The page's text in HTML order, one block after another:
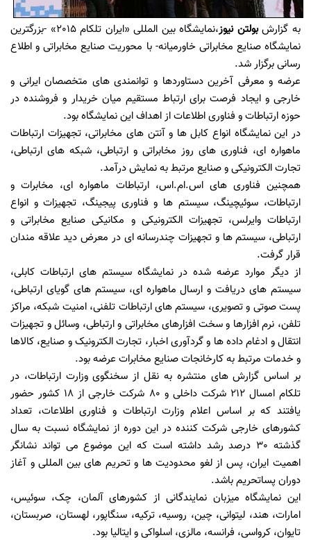
به گزارشبولتن نیوز
،نمایشگاه بین المللی «ایران تلکام 2015» -بزرگترین
نمایشگاه صنایع مخابراتی خاورمیانه- با محوریت صنایع مخابراتی و اطلاع
رسانی برگزار شد.
عرضه و معرفی آخرین دستاوردها و توانمندی های متخصصان ایرانی و
خارجی و ایجاد فرصت برای ارتباط مستقیم میان خریدار و فروشنده در
حوزه ارتباطات و فناوری اطلاعات از اهداف این نمایشگاه بود.
در این نمایشگاه انواع کابل ها و آنتن های مخابراتی، تجهیزات ارتباطات
ماهواره ای، فناوری های روز مخابراتی و ارتباطی، شبکه های ارتباطی،
تجارت الکترونیکی و صنایع مرتبط به نمایش درآمد.
همچنین فناوری های اس.ام.اس، ارتباطات ماهواره ای، مخابرات و
ارتباطات، سوئیچینگ، سیستم ها و فناوری پیجینگ، تجهیزات و انواع
ارتباطات وایرلس، تجهیزات الکترونیکی و مکانیکی صنایع مخابراتی و
ارتباطی، سیستم ها و تجهیزات چندرسانه ای در معرض دید علاقه مندان
قرار گرفت.
از دیگر موارد عرضه شده در نمایشگاه سیستم های ارتباطات کابلی،
سیستم های دریافت و ارسال ماهواره ای، سیستم های گویای ارتباطی،
پست صوتی و تصویری، سیستم های ارتباطات تلفنی، امنیت شبکه، مراکز
تلفن، نرم افزارها و سخت افزارهای مخابراتی و ارتباطی، وسائل و تجهیزات
انتقال و ادغام داده ها و گردآوری اخبار، تجارت الکترونیک و صنایع، کالاها
و خدمات مرتبط به کارخانجات صنایع مخابرات عرضه بود.
بر اساس گزارش های منتشره به نقل از سخنگوی وزارت ارتباطات، در
تلکام امسال 212 شرکت داخلی و 80 شرکت خارجی از 18 کشور حضور
یافتند که بر اساس اعلام وزارت ارتباطات و فناوری اطلاعات، تعداد
کشورهای خارجی شرکت کننده در این دوره از نمایشگاه نسبت به سال
گذشته 30 درصد رشد داشته است که این موضوع می تواند نشانگر
اهمیت ایران، پس از لغو محدودیت ها و تحریم های بین المللی و آغاز
دوران پساتحریم باشد.
این نمایشگاه میزبان نمایندگانی از کشورهای آلمان، چک، سوئیس،
امارات، هند، لیتوانی، چین، روسیه، ترکیه، سنگاپور، لهستان، صربستان،
تایوان، کرواسی، فرانسه، مالزی، اسلواکی و ایتالیا بود.